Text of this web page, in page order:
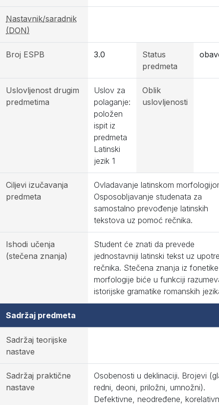
Nastavnik/saradnik
(DON)
Broj ESPB 3.0
Status
predmeta
Uslovljenost drugim
predmetima
Uslov za
polaganje:
položen
ispit iz
predmeta
Latinski
jezik 1
Oblik
uslovljenosti
Ciljevi izučavanja
predmeta
Ovladavanje latinskom
Osposobljavanje studenata za
samostalno prevođenje latinskih
tekstova uz pomoć rečnika.
Ishodi učenja
(stečena znanja)
Student će znati da prevede
jednostavniji latinski tekst uz
rečnika. Stečena znanja iz
morfologije biće u funkciji
istorijske gramatike romanskih
Sadržaj predmeta
Sadržaj teorijske
nastave
Sadržaj praktične
nastave
Osobenosti u deklinaciji. Brojevi
redni, deoni, priložni, umnožni).
Defektivne, neodređene,